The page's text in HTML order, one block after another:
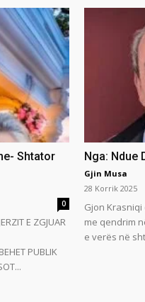
Shtator
0
E ZGJUAR
PUBLIK
Nga: Ndue
Gjin Musa
28 Korrik 2025
Gjon
me qendrim
e verës në